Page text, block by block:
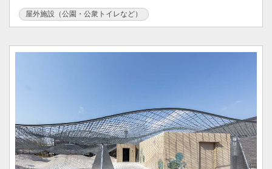
屋外施設（公園・公衆トイレなど）